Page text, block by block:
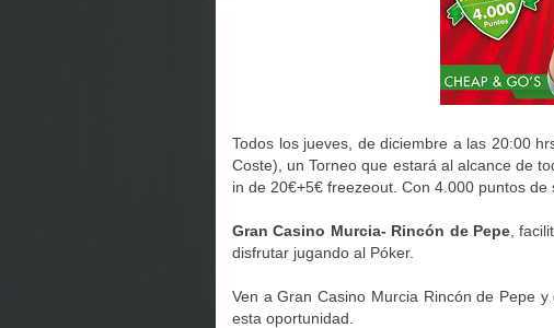
Todos los jueves, de diciembre a las 20:00
Coste), un Torneo que estará al alcance de
in de 20€+5€ freezeout. Con 4.000 puntos de
Gran Casino Murcia- Rincón de Pepe ,
disfrutar jugando al Póker.
Ven a Gran Casino Murcia Rincón de Pepe
esta oportunidad.